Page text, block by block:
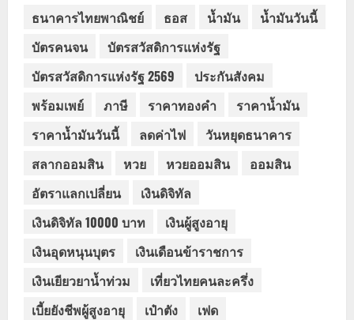
ธนาคารไทยพาณิชย์
ธอส น้ำมัน
น้ำมันวันนี้
บัตรคนจน
บัตรสวัสดิการแห่งรัฐ
บัตรสวัสดิการแห่งรัฐ 2569
ประกันสังคม
พร้อมเพย์
ภาษี ราคาทองคำ
ราคาน้ำมัน
ราคาน้ำมันวันนี้
ลดค่าไฟ
วันหยุดธนาคาร
สลากออมสิน
หวย หวยออมสิน
ออมสิน
อัตราแลกเปลี่ยน
เงินดิจิทัล
เงินดิจิทัล 10000 บาท
เงินผู้สูงอายุ
เงินอุดหนุนบุตร
เงินเดือนข้าราชการ
เงินเยียวยาน้ำท่วม
เที่ยวไทยคนละครึ่ง
เบี้ยยังชีพผู้สูงอายุ
เป๋าตัง
เฟด